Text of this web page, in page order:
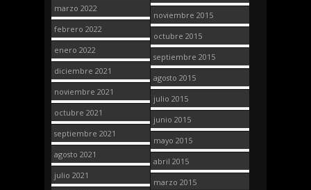
marzo 2022
febrero 2022
enero 2022
diciembre 2021
noviembre 2021
octubre 2021
septiembre 2021
agosto 2021
julio 2021
noviembre 2015
octubre 2015
septiembre 2015
agosto 2015
julio 2015
junio 2015
mayo 2015
abril 2015
marzo 2015